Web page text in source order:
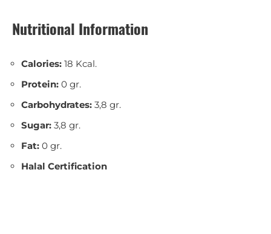
Nutritional Information
Calories: 18 Kcal.
Protein: 0 gr.
Carbohydrates: 3,8 gr.
Sugar: 3,8 gr.
Fat: 0 gr.
Halal Certification